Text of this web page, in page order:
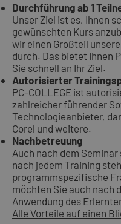
Durchführung ab 1
Unser Ziel ist es, Ihnen
gewünschten Kurs
wir einen Großteil
durch. Das bietet Ihnen
Sie schnell an Ihr Ziel.
Autorisierter
PC-COLLEGE ist
zahlreicher führender
Technologieanbieter,
Corel und weitere.
Nachbetreuung
Auch nach dem
nach jedem Training
programmspezifische
möchten Sie auch nach
Anwendung des
Alle Vorteile auf einen